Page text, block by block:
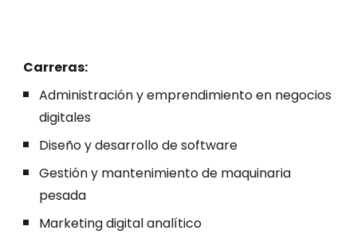
Carreras:
Administración y emprendimiento en negocios
digitales
Diseño y desarrollo de software
Gestión y mantenimiento de maquinaria
pesada
Marketing digital analítico